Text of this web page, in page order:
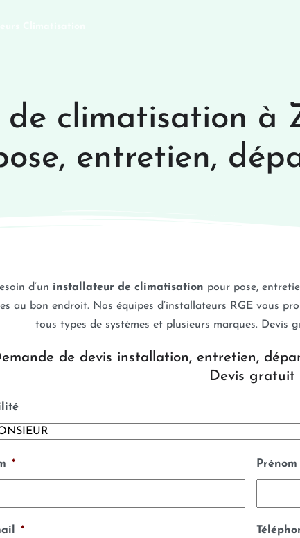
climatisation à
entretien,
d’un installateur de climatisation pour pose,
au bon endroit. Nos équipes d’installateurs RGE vous
tous types de systèmes et plusieurs marques. Devis
de devis installation, entretien,
Devis gratuit
* Prénom
*